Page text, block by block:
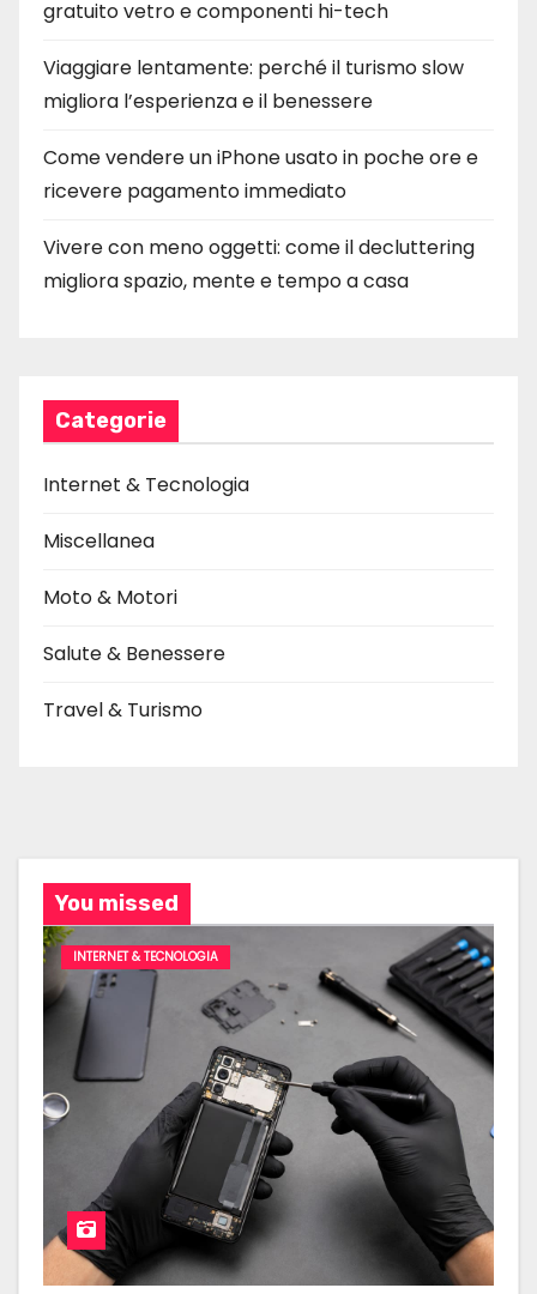
gratuito vetro e componenti hi-tech
Viaggiare lentamente: perché il turismo slow
migliora l’esperienza e il benessere
Come vendere un iPhone usato in poche ore e
ricevere pagamento immediato
Vivere con meno oggetti: come il decluttering
migliora spazio, mente e tempo a casa
Categorie
Internet & Tecnologia
Miscellanea
Moto & Motori
Salute & Benessere
Travel & Turismo
You missed
INTERNET & TECNOLOGIA